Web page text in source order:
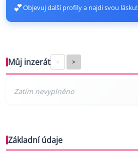
💕Objevuj další profily a najdi svou lásku!
Můj inzerát < >
Základní údaje